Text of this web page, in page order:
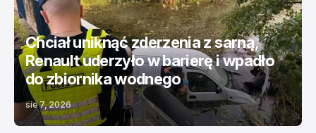
Chciał uniknąć zderzenia z sarną,
Renault uderzyło w barierę i wpadło
do zbiornika wodnego
sie 7, 2026